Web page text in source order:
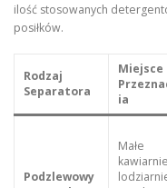
ilość stosowanych
posiłków.
Rodzaj
Separatora
Miejsce
ia
Podzlewowy
Małe